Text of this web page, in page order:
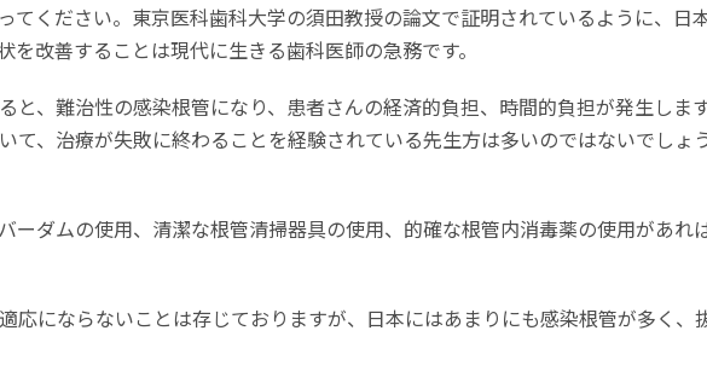
てください。東京医科歯科大学の須田教授の論文で証明されているように、日
を改善することは現代に生きる歯科医師の急務です。
と、難治性の感染根管になり、患者さんの経済的負担、時間的負担が発生しま
て、治療が失敗に終わることを経験されている先生方は多いのではないでし
ーダムの使用、清潔な根管清掃器具の使用、的確な根管内消毒薬の使用があれ
応にならないことは存じておりますが、日本にはあまりにも感染根管が多く